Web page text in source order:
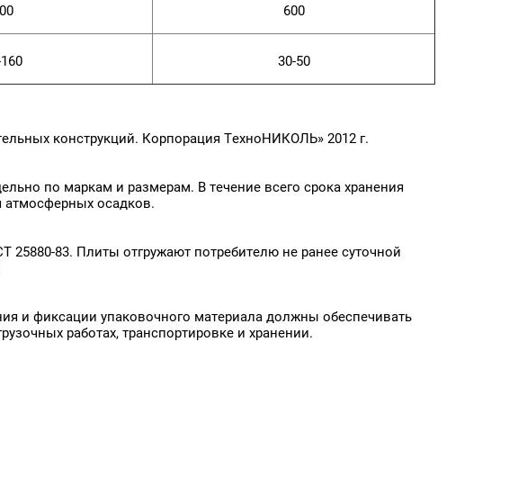
600
30-50
конструкций. Корпорация ТехноНИКОЛЬ» 2012 г.
по маркам и размерам. В течение всего срока хранения
осадков.
25880-83. Плиты отгружают потребителю не ранее суточной
и фиксации упаковочного материала должны обеспечивать
работах, транспортировке и хранении.